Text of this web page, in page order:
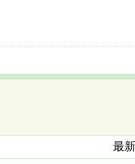
最